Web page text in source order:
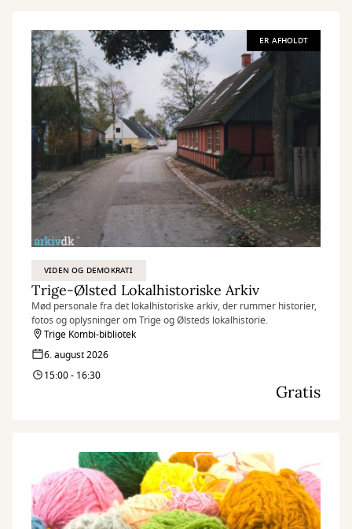
ER AFHOLDT
VIDEN OG DEMOKRATI
Trige-Ølsted Lokalhistoriske Arkiv
Mød personale fra det lokalhistoriske arkiv, der rummer historier,
fotos og oplysninger om Trige og Ølsteds lokalhistorie.
Trige Kombi-bibliotek
6. august 2026
15:00 - 16:30
Gratis